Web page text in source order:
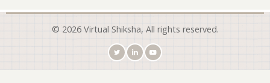
© 2026 Virtual Shiksha, All rights reserved.